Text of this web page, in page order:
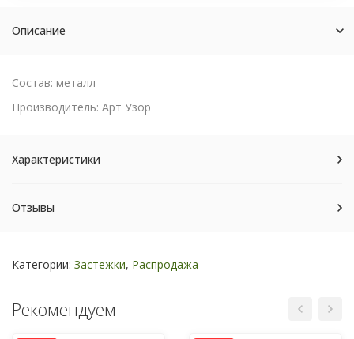
Описание
Состав: металл
Производитель: Арт Узор
Характеристики
Отзывы
Категории: Застежки, Распродажа
Рекомендуем